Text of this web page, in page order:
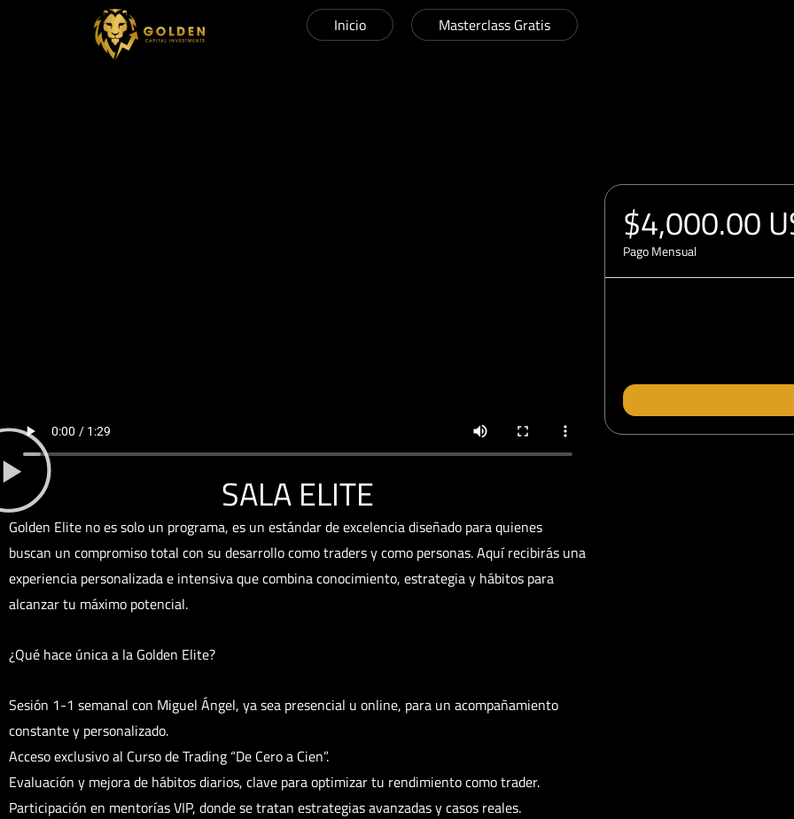
Inicio Masterclass Gratis
SALA ELITE
Golden Elite no es solo un programa, es un estándar de excelencia diseñado para quienes
buscan un compromiso total con su desarrollo como traders y como personas. Aquí recibirás una
experiencia personalizada e intensiva que combina conocimiento, estrategia y hábitos para
alcanzar tu máximo potencial.
¿Qué hace única a la Golden Elite?
Sesión 1-1 semanal con Miguel Ángel, ya sea presencial u online, para un acompañamiento
constante y personalizado.
Acceso exclusivo al Curso de Trading “De Cero a Cien”.
Evaluación y mejora de hábitos diarios, clave para optimizar tu rendimiento como trader.
Participación en mentorías VIP, donde se tratan estrategias avanzadas y casos reales.
$4,000.00
Pago Mensual